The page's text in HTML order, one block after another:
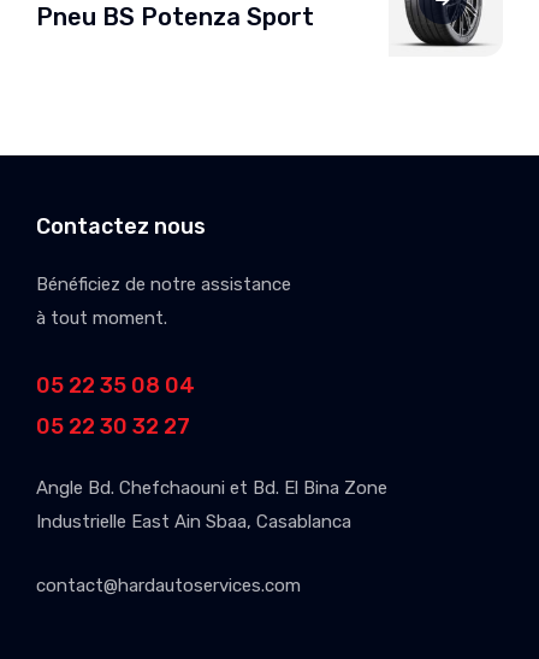
Pneu BS Potenza Sport
Contactez nous
Bénéficiez de notre assistance
à tout moment.
05 22 35 08 04
05 22 30 32 27
Angle Bd. Chefchaouni et Bd. El Bina Zone
Industrielle East Ain Sbaa, Casablanca
contact@hardautoservices.com